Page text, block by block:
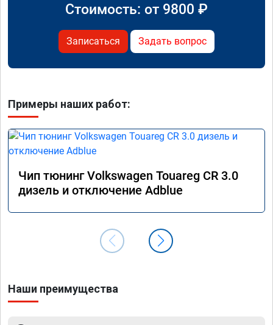
Стоимость: от 9800 ₽
Записаться Задать вопрос
Примеры наших работ:
Чип тюнинг Volkswagen Touareg CR 3.0
дизель и отключение Adblue
Наши преимущества